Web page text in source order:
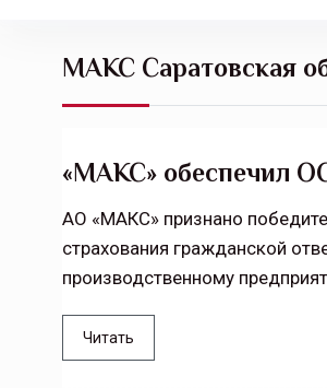
МАКС Саратовская
«МАКС» обеспечил
АО «МАКС» признано
страхования гражданской
производственному
Читать